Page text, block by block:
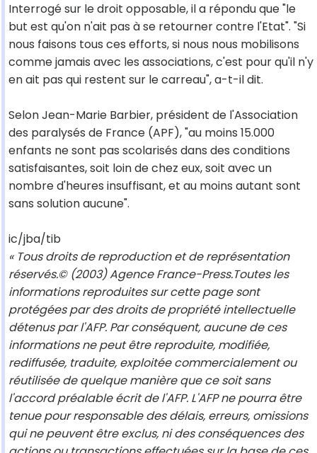
Interrogé sur le droit opposable, il a répondu que "le
but est qu'on n'ait pas à se retourner contre l'Etat". "Si
nous faisons tous ces efforts, si nous nous mobilisons
comme jamais avec les associations, c'est pour qu'il n'y
en ait pas qui restent sur le carreau", a-t-il dit.
Selon Jean-Marie Barbier, président de l'Association
des paralysés de France (APF), "au moins 15.000
enfants ne sont pas scolarisés dans des conditions
satisfaisantes, soit loin de chez eux, soit avec un
nombre d'heures insuffisant, et au moins autant sont
sans solution aucune".
ic/jba/tib
« Tous droits de reproduction et de représentation
réservés.© (2003) Agence France-Press.Toutes les
informations reproduites sur cette page sont
protégées par des droits de propriété intellectuelle
détenus par l'AFP. Par conséquent, aucune de ces
informations ne peut être reproduite, modifiée,
rediffusée, traduite, exploitée commercialement ou
réutilisée de quelque manière que ce soit sans
l'accord préalable écrit de l'AFP. L'AFP ne pourra être
tenue pour responsable des délais, erreurs, omissions
qui ne peuvent être exclus, ni des conséquences des